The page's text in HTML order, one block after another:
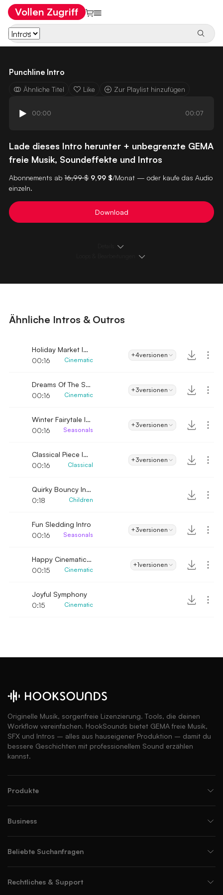
Vollen Zugriff
Punchline Intro
Ähnliche Titel Like Zur Playlist hinzufügen
00:00 00:07
Lade dieses Intro herunter + unbegrenzte GEMA
freie Musik, Soundeffekte und Intros
Abonnements ab 16,99 $ 9,99 $/Monat — oder kaufe das Audio
einzeln.
Download
Ähnliche Intros & Outros
Holiday Market Intro
00:16
Cinematic
+4versionen
Dreams Of The Season Intro
00:16
Cinematic
+3versionen
Winter Fairytale Intro
00:16
Seasonals
+3versionen
Classical Piece Intro
00:16
Classical
+3versionen
Quirky Bouncy Intro
0:18
Children
Fun Sledding Intro
00:16
Seasonals
+3versionen
Happy Cinematic Intro
00:15
Cinematic
+1versionen
Joyful Symphony
0:15
Cinematic
Originelle Musik, sorgenfreie Lizenzierung. Tools, die deinen
Workflow vereinfachen. HookSounds bietet GEMA freie Musik,
SFX und Intros – alles aus hauseigener Produktion – damit du
bessere Geschichten mit professionellem Sound erzählen
kannst.
Produkte
Business
Beliebte Suchanfragen
Rechtliches & Support